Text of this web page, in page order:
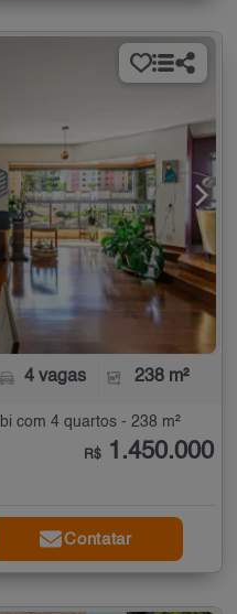
4 vagas 238 m²
com 4 quartos - 238 m²
R$ 1.450.000
Contatar